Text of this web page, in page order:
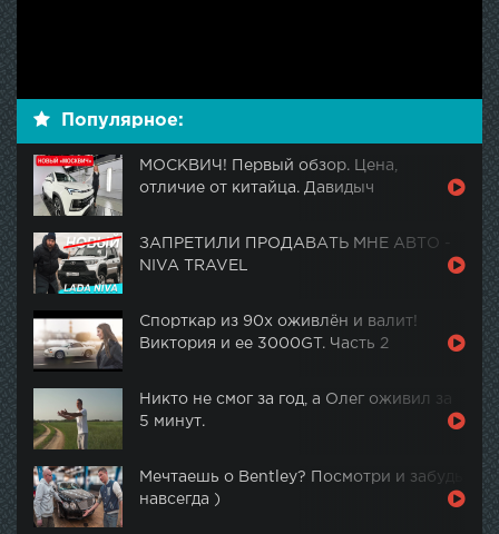
Популярное:
МОСКВИЧ! Первый обзор. Цена,
отличие от китайца. Давидыч
ЗАПРЕТИЛИ ПРОДАВАТЬ МНЕ АВТО -
NIVA TRAVEL
Спорткар из 90х оживлён и валит!
Виктория и ее 3000GT. Часть 2
Никто не смог за год, а Олег оживил за
5 минут.
Мечтаешь о Bentley? Посмотри и забудь
навсегда )